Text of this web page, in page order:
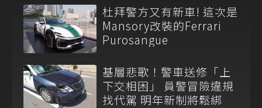
杜拜警方又有新車! 這次是
Mansory改裝的Ferrari
Purosangue
基層悲歌！警車送修「上
下交相困」 員警冒險違規
找代駕 明年新制將鬆綁